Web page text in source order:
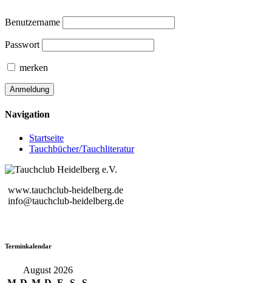
Benutzername
Passwort
merken
Navigation
Startseite
Tauchbücher/Tauchliteratur
www.tauchclub-heidelberg.de
info@tauchclub-heidelberg.de
Terminkalendar
August 2026